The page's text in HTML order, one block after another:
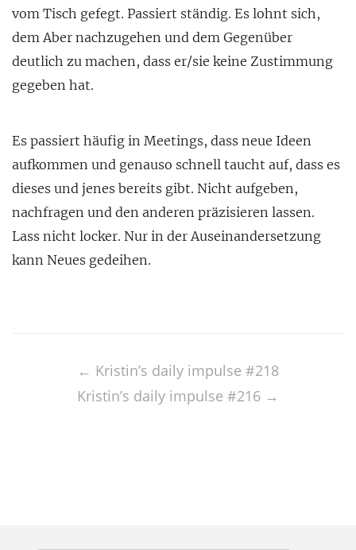
vom Tisch gefegt. Passiert ständig. Es lohnt sich,
dem Aber nachzugehen und dem Gegenüber
deutlich zu machen, dass er/sie keine Zustimmung
gegeben hat.
Es passiert häufig in Meetings, dass neue Ideen
aufkommen und genauso schnell taucht auf, dass es
dieses und jenes bereits gibt. Nicht aufgeben,
nachfragen und den anderen präzisieren lassen.
Lass nicht locker. Nur in der Auseinandersetzung
kann Neues gedeihen.
navigation
← Kristin’s daily impulse #218
Kristin’s daily impulse #216 →